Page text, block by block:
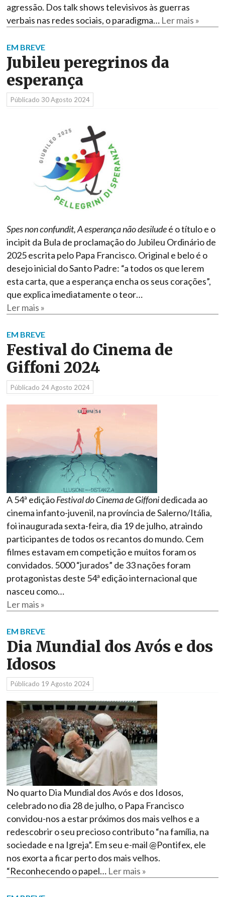
agressão. Dos talk shows televisivos às guerras
verbais nas redes sociais, o paradigma… Ler mais »
EM BREVE
Jubileu peregrinos da
esperança
Públicado 30 Agosto 2024
Spes non confundit, A esperança não desiludeé o título e o
incipit da Bula de proclamação do Jubileu Ordinário de
2025 escrita pelo Papa Francisco. Original e belo é o
desejo inicial do Santo Padre: “a todos os que lerem
esta carta, que a esperança encha os seus corações”,
que explica imediatamente o teor…
Ler mais »
EM BREVE
Festival do Cinema de
Giffoni 2024
Públicado 24 Agosto 2024
A 54ª ediçãoFestival do Cinema de Giffonidedicada ao
cinema infanto-juvenil, na província de Salerno/Itália,
foi inaugurada sexta-feira, dia 19 de julho, atraindo
participantes de todos os recantos do mundo. Cem
filmes estavam em competição e muitos foram os
convidados. 5000 “jurados” de 33 nações foram
protagonistas deste 54ª edição internacional que
nasceu como…
Ler mais »
EM BREVE
Dia Mundial dos Avós e dos
Idosos
Públicado 19 Agosto 2024
No quarto Dia Mundial dos Avós e dos Idosos,
celebrado no dia 28 de julho, o Papa Francisco
convidou-nos a estar próximos dos mais velhos e a
redescobrir o seu precioso contributo “na família, na
sociedade e na Igreja”. Em seu e-mail @Pontifex, ele
nos exorta a ficar perto dos mais velhos.
“Reconhecendo o papel… Ler mais »